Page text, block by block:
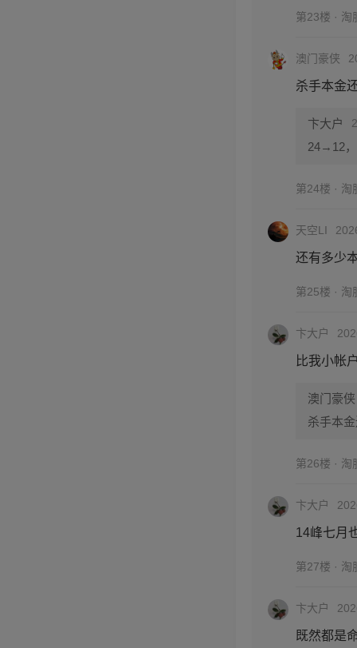
第23楼 · 淘
澳门豪侠
杀手本金
卞大户
24→12
第24楼 · 淘
天空LI
还有多少
第25楼 · 淘
卞大户
比我小帐
澳门豪侠
杀手本
第26楼 · 淘
卞大户
14峰七月
第27楼 · 淘
卞大户
既然都是